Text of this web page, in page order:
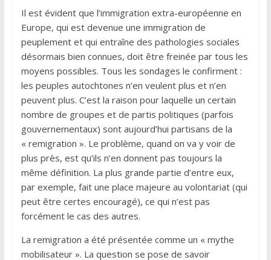
Il est évident que l’immigration extra-européenne en
Europe, qui est devenue une immigration de
peuplement et qui entraîne des pathologies sociales
désormais bien connues, doit être freinée par tous les
moyens possibles. Tous les sondages le confirment :
les peuples autochtones n’en veulent plus et n’en
peuvent plus. C’est la raison pour laquelle un certain
nombre de groupes et de partis politiques (parfois
gouvernementaux) sont aujourd’hui partisans de la
« remigration ». Le problème, quand on va y voir de
plus près, est qu’ils n’en donnent pas toujours la
même définition. La plus grande partie d’entre eux,
par exemple, fait une place majeure au volontariat (qui
peut être certes encouragé), ce qui n’est pas
forcément le cas des autres.
La remigration a été présentée comme un « mythe
mobilisateur ». La question se pose de savoir